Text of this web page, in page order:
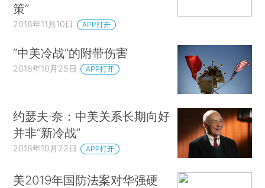
策”
2018年11月10日 APP打开
“中美冷战”的附带伤害
2018年10月25日 APP打开
约瑟夫·奈：中美关系长期向好
并非“新冷战”
2018年10月22日 APP打开
美2019年国防法案对华强硬